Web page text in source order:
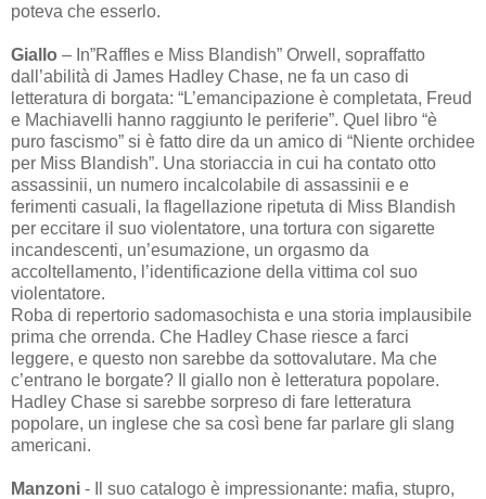
poteva che esserlo.
Giallo – In”Raffles e Miss Blandish” Orwell, sopraffatto
dall’abilità di James Hadley Chase, ne fa un caso di
letteratura di borgata: “L’emancipazione è completata, Freud
e Machiavelli hanno raggiunto le periferie”. Quel libro “è
puro fascismo” si è fatto dire da un amico di “Niente orchidee
per Miss Blandish”. Una storiaccia in cui ha contato otto
assassinii, un numero incalcolabile di assassinii e e
ferimenti casuali, la flagellazione ripetuta di Miss Blandish
per eccitare il suo violentatore, una tortura con sigarette
incandescenti, un’esumazione, un orgasmo da
accoltellamento, l’identificazione della vittima col suo
violentatore.
Roba di repertorio sadomasochista e una storia implausibile
prima che orrenda. Che Hadley Chase riesce a farci
leggere, e questo non sarebbe da sottovalutare. Ma che
c’entrano le borgate? Il giallo non è letteratura popolare.
Hadley Chase si sarebbe sorpreso di fare letteratura
popolare, un inglese che sa così bene far parlare gli slang
americani.
Manzoni - Il suo catalogo è impressionante: mafia, stupro,